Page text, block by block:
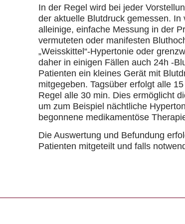
In der Regel wird bei jeder
der aktuelle Blutdruck gemessen.
alleinige, einfache Messung in der
vermuteten oder manifesten
„Weisskittel“-Hypertonie oder
daher in einigen Fällen auch 24h -
Patienten ein kleines Gerät mit
mitgegeben. Tagsüber erfolgt alle
Regel alle 30 min. Dies ermöglicht
um zum Beispiel nächtliche
begonnene medikamentöse
Die Auswertung und Befundung
Patienten mitgeteilt und falls